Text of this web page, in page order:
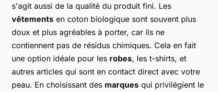
s'agit aussi de la qualité du produit fini. Les
vêtements en coton biologique sont souvent plus
doux et plus agréables à porter, car ils ne
contiennent pas de résidus chimiques. Cela en fait
une option idéale pour les robes, les t-shirts, et
autres articles qui sont en contact direct avec votre
peau. En choisissant des marques qui privilégient le